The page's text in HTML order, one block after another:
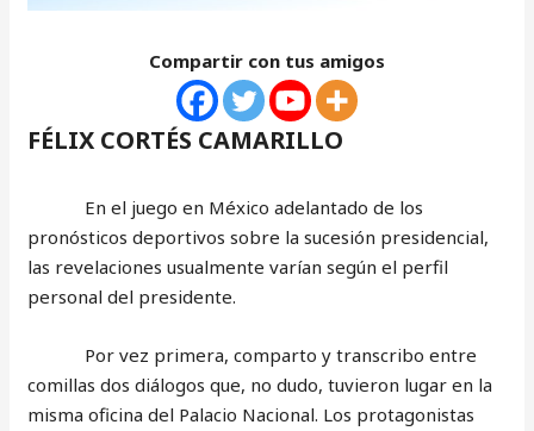
Compartir con tus amigos
FÉLIX CORTÉS CAMARILLO
En el juego en México adelantado de los
pronósticos deportivos sobre la sucesión presidencial,
las revelaciones usualmente varían según el perfil
personal del presidente.
Por vez primera, comparto y transcribo entre
comillas dos diálogos que, no dudo, tuvieron lugar en la
misma oficina del Palacio Nacional. Los protagonistas